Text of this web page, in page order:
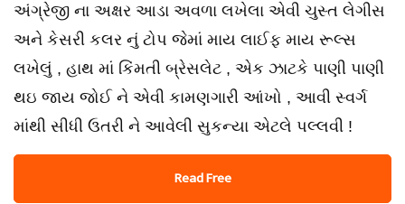
અંગ્રેજી ના અક્ષર આડા અવળા લખેલા એવી ચુસ્ત લેગીસ
અને કેસરી કલર નું ટોપ જેમાં માય લાઈફ માય રૂલ્સ
લખેલું , હાથ માં કિંમતી બ્રેસલેટ , એક ઝાટકે પાણી પાણી
થઇ જાય જોઈ ને એવી કામણગારી આંખો , આવી સ્વર્ગ
માંથી સીધી ઉતરી ને આવેલી સુકન્યા એટલે પલ્લવી !
Read Free